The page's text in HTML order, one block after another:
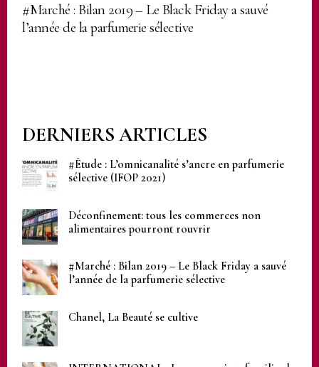
#Marché : Bilan 2019 – Le Black Friday a sauvé
l’année de la parfumerie sélective
DERNIERS ARTICLES
#Étude : L’omnicanalité s’ancre en parfumerie
sélective (IFOP 2021)
Déconfinement: tous les commerces non
alimentaires pourront rouvrir
#Marché : Bilan 2019 – Le Black Friday a sauvé
l’année de la parfumerie sélective
Chanel, La Beauté se cultive